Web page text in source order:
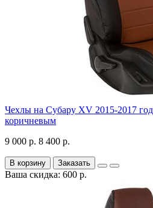
Чехлы на Субару XV 2015-2017
коричневым
9 000 р. 8 400 р.
В корзину Заказать
Ваша скидка: 600 р.